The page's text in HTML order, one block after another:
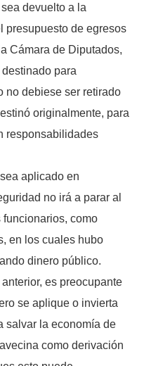
devuelto a la
presupuesto de egresos
Cámara de Diputados,
para
no debiese ser retirado
originalmente, para
responsabilidades
aplicado en
no irá a parar al
como
en los cuales hubo
dinero público.
es preocupante
se aplique o invierta
salvar la economía de
como derivación